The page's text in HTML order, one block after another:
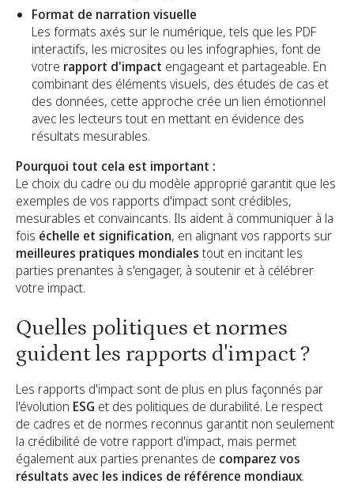
Format de narration visuelle
Les formats axés sur le numérique, tels que les PDF
interactifs, les microsites ou les infographies, font de
votre rapport d'impact engageant et partageable. En
combinant des éléments visuels, des études de cas et
des données, cette approche crée un lien émotionnel
avec les lecteurs tout en mettant en évidence des
résultats mesurables.
Pourquoi tout cela est important :
Le choix du cadre ou du modèle approprié garantit que les
exemples de vos rapports d'impact sont crédibles,
mesurables et convaincants. Ils aident à communiquer à la
fois échelle et signification, en alignant vos rapports sur
meilleures pratiques mondiales tout en incitant les
parties prenantes à s'engager, à soutenir et à célébrer
votre impact.
Quelles politiques et normes
guident les rapports d'impact ?
Les rapports d'impact sont de plus en plus façonnés par
l'évolution ESG et des politiques de durabilité. Le respect
de cadres et de normes reconnus garantit non seulement
la crédibilité de votre rapport d'impact, mais permet
également aux parties prenantes de comparez vos
résultats avec les indices de référence mondiaux.